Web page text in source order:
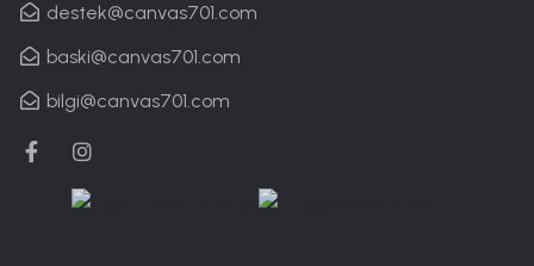
destek@canvas701.com
baski@canvas701.com
bilgi@canvas701.com